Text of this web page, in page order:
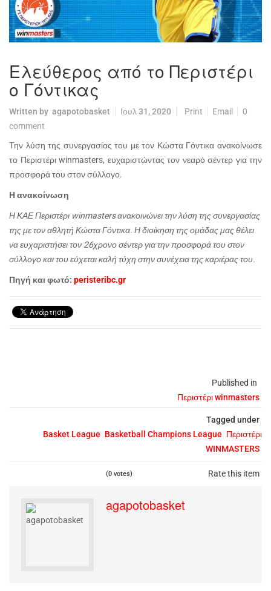
Ελεύθερος από το Περιστέρι
ο Γόντικας
Written by agapotobasket Ιουλ 31, 2020 Print Email
0
comment
Published in
Περιστέρι winmasters
Tagged under
Basket League Basketball Champions League Περιστέρι
WINMASTERS
Rate this item
(0 votes)
Την λύση της συνεργασίας του με τον Κώστα Γόντικα ανακοίνωσε
το Περιστέρι winmasters, ευχαριστώντας τον νεαρό σέντερ για την
προσφορά του στον σύλλογο.
Η ανακοίνωση
Η ΚΑΕ Περιστέρι winmasters ανακοινώνει την λύση της συνεργασίας
της με τον αθλητή Κώστα Γόντικα. Η διοίκηση της ομάδας μας θέλει
να ευχαριστήσει τον 26χρονο σέντερ για την προσφορά του στον
σύλλογο και του εύχεται καλή τύχη στην συνέχεια της καριέρας του.
Πηγή και φωτό: peristeribc.gr
agapotobasket